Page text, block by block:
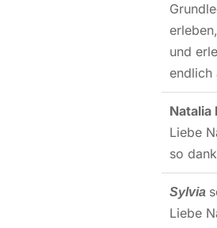
und
endlich
Natalia
Liebe
so
Sylvia
Liebe